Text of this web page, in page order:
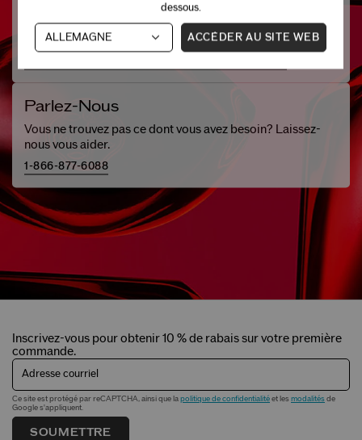
Clavardez avec l'un de nos spécialistes beauté.
Parlez-Nous
Vous ne trouvez pas ce dont vous avez besoin? Laissez-
nous vous aider.
1-866-877-6088
Inscrivez-vous pour obtenir 10 % de rabais sur votre première
commande.
Adresse courriel
Ce site est protégé par reCAPTCHA, ainsi que la politique de confidentialité et les modalités de
Google s'appliquent.
SOUMETTRE
dessous.
ACCÉDER AU SITE WEB